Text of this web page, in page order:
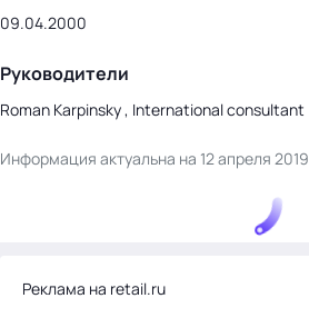
09.04.2000
Руководители
Roman Karpinsky , International consultant
Информация актуальна на 12 апреля 2019
Реклама на retail.ru